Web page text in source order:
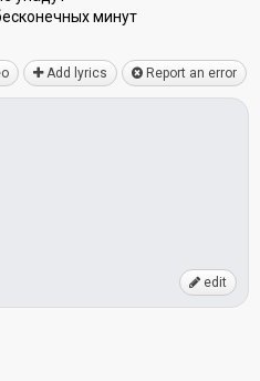
минут
Add lyrics Report an error
edit